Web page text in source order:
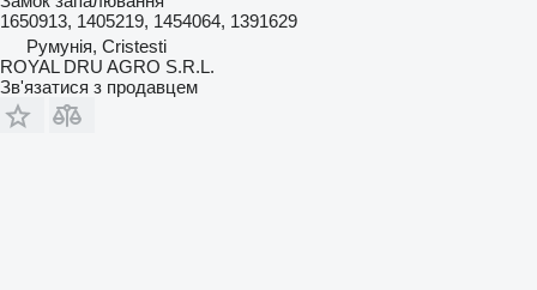
1650913, 1405219, 1454064, 1391629
Румунія, Cristesti
ROYAL DRU AGRO S.R.L.
Зв'язатися з продавцем